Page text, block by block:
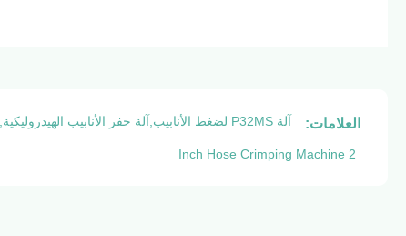
العلامات: آلة P32MS لضغط الأنابيب,آلة حفر الأنابيب الهيدروليكية,2 بوصة أنبوب كريمبرينغ آلة
2 Inch Hose Crimping Machine